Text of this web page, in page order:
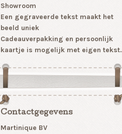
Showroom
Een gegraveerde tekst maakt het
beeld uniek
Cadeauverpakking en persoonlijk
kaartje is mogelijk met eigen tekst.
Contactgegevens
Martinique BV